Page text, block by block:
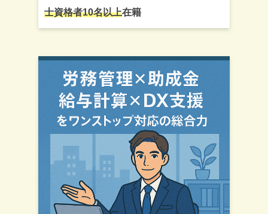
士資格者10名以上在籍